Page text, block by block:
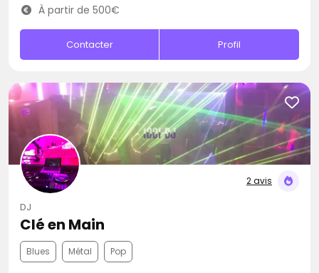
À partir de 500€
Contacter Profil
2 avis
DJ
Clé en Main
Blues Métal Pop